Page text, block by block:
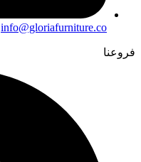
info@gloriafurniture.co
فروعنا